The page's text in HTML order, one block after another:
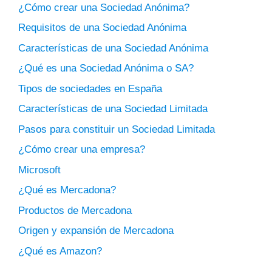
¿Cómo crear una Sociedad Anónima?
Requisitos de una Sociedad Anónima
Características de una Sociedad Anónima
¿Qué es una Sociedad Anónima o SA?
Tipos de sociedades en España
Características de una Sociedad Limitada
Pasos para constituir un Sociedad Limitada
¿Cómo crear una empresa?
Microsoft
¿Qué es Mercadona?
Productos de Mercadona
Origen y expansión de Mercadona
¿Qué es Amazon?